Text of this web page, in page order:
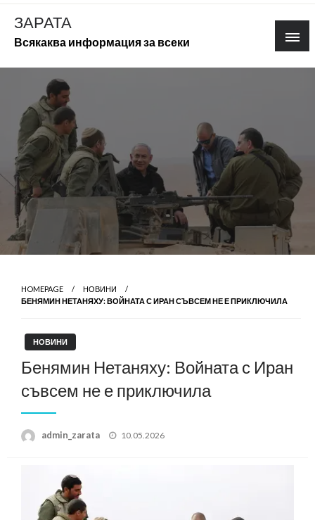
Skip
content
ЗАРАТА
Всякаква информация за всеки
HOMEPAGE
НОВИНИ
БЕНЯМИН НЕТАНЯХУ: ВОЙНАТА С ИРАН СЪВСЕМ НЕ Е ПРИКЛЮЧИЛА
НОВИНИ
Бенямин Нетаняху: Войната с Иран
съвсем не е приключила
admin_zarata
Posted
10.05.2026